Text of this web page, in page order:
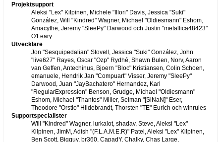
Projektsupport
Aleksi "Lex" Kilpinen, Michele "Illori" Davis, Jessica "Suki"
González, Will "Kindred" Wagner, Michael "Oldiesmann" Eshom,
Amacythe, Jeremy "SleePy" Darwood och Justin "metallica48423"
O'Leary
Utvecklare
Jon "Sesquipedalian" Stovell, Jessica "Suki" González, John
"live627" Rayes, Oscar "Ozp" Rydhé, Shawn Bulen, Norv, Aaron
van Geffen, Antechinus, Bjoern "Bloc" Kristiansen, Colin Schoen,
emanuele, Hendrik Jan "Compuart" Visser, Jeremy "SleePy"
Darwood, Juan "JayBachatero" Hernandez, Karl
"RegularExpression" Benson, Grudge, Michael "Oldiesmann"
Eshom, Michael "Thantos" Miller, Selman "[SiNaN]" Eser,
Theodore "Orstio" Hildebrandt, Thorsten "TE" Eurich och winrules
Supportspecialister
Will "Kindred" Wagner, lurkalot, shadav, Steve, Aleksi "Lex"
Kilpinen, JimM, Adish "(F.L.A.M.E.R)" Patel, Aleksi "Lex" Kilpinen,
Ben Scott, Bigguy, br360, CapadY, Chalky, Chas Large,